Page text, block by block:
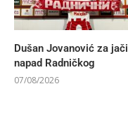
Dušan Jovanović za jači
napad Radničkog
07/08/2026